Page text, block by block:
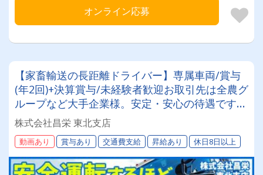
オンライン応募
【家畜輸送の長距離ドライバー】専属車両/賞与
(年2回)+決算賞与/未経験者歓迎お取引先は全農グ
ループなど大手企業様。安定・安心の待遇です☆
当社独自の待遇☆燃費ランキング上位14位には毎
月最大4万円～4000円支給♪
株式会社昌栄 東北支店
動画あり 賞与あり 交通費支給 昇給あり 休日8日以上